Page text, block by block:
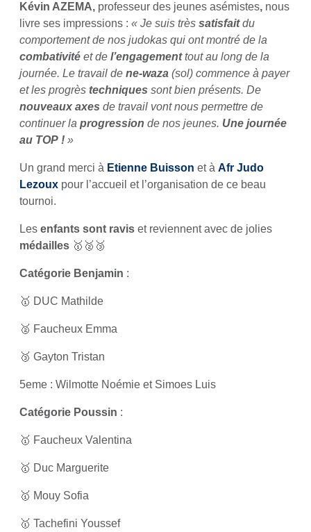
Kévin AZEMA, professeur des jeunes asémistes, nous
livre ses impressions : « Je suis très satisfaitdu
comportement de nos judokas qui ont montré de la
combativité et de l’engagementtout au long de la
journée. Le travail de ne-waza (sol) commence à payer
et les progrès techniques sont bien présents. De
nouveaux axes de travail vont nous permettre de
continuer la progression de nos jeunes. Une journée
au TOP ! »
Un grand merci à Etienne Buisson et à Afr Judo
Lezoux pour l’accueil et l’organisation de ce beau
tournoi.
Les enfants sont ravis et reviennent avec de jolies
médailles 🥇🥈🥉
Catégorie Benjamin :
🥇 DUC Mathilde
🥈 Faucheux Emma
🥉 Gayton Tristan
5eme : Wilmotte Noémie et Simoes Luis
Catégorie Poussin :
🥇 Faucheux Valentina
🥇 Duc Marguerite
🥇 Mouy Sofia
🥇 Tachefini Youssef